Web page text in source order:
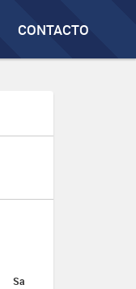
CONTACTO
Sa